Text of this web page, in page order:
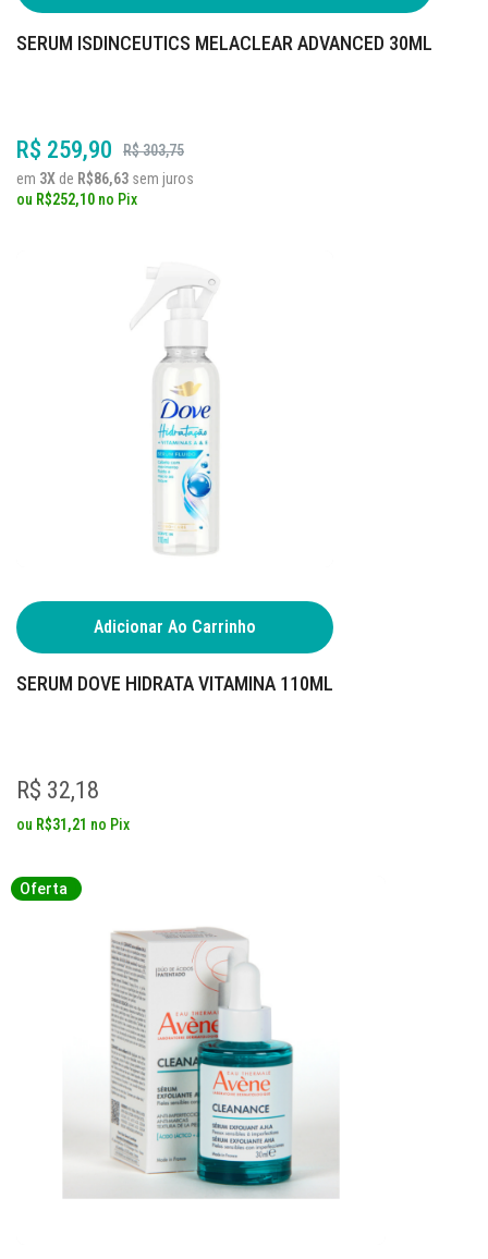
SERUM ISDINCEUTICS MELACLEAR ADVANCED 30ML
R$ 259,90
R$ 303,75
em 3X de R$86,63 sem juros
ou R$252,10 no Pix
Adicionar Ao Carrinho
SERUM DOVE HIDRATA VITAMINA 110ML
R$ 32,18
ou R$31,21 no Pix
Oferta
Oferta